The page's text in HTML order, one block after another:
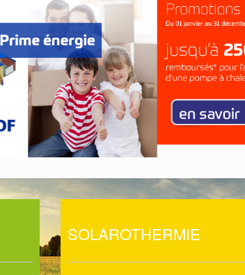
SOLAROTHERMIE